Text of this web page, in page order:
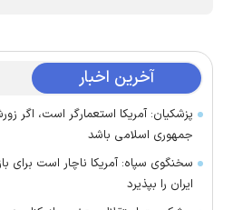
آخرین اخبار
پزشکیان: آمریکا استعمارگر است،
جمهوری اسلامی باشد
سخنگوی سپاه: آمریکا ناچار است برای
ایران را بپذیرد